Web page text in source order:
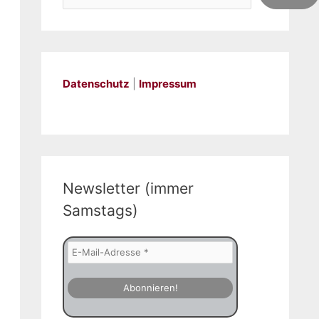
Datenschutz Impressum
Newsletter (immer
Samstags)